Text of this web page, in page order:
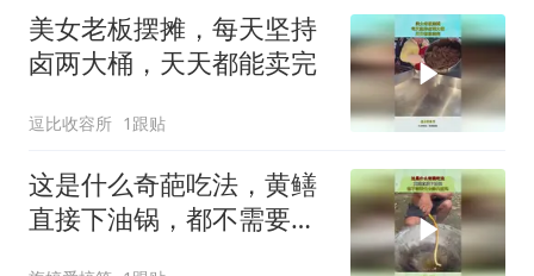
美女老板摆摊，每天坚持
卤两大桶，天天都能卖完
逗比收容所 1跟贴
这是什么奇葩吃法，黄鳝
直接下油锅，都不需要先